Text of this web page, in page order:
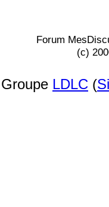
Forum
(c)
LDLC (